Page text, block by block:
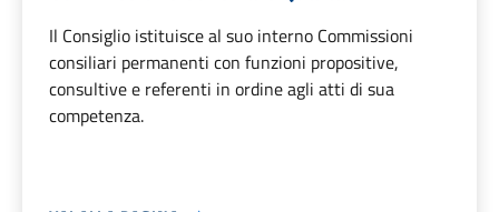
Il Consiglio istituisce al suo interno Commissioni
consiliari permanenti con funzioni propositive,
consultive e referenti in ordine agli atti di sua
competenza.